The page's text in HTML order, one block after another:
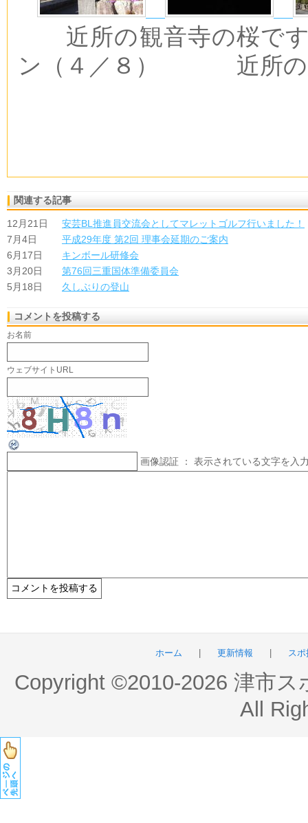
近所の観音寺の桜
ン（４／８） 近所の
関連する記事
12月21日
安芸BL推進員交流会としてマレットゴルフ行いました！
7月4日
平成29年度 第2回 理事会延期のご案内
6月17日
キンボール研修会
3月20日
第76回三重国体準備委員会
5月18日
久しぶりの登山
コメントを投稿する
お名前
ウェブサイトURL
画像認証 ： 表示されている文字を
ホーム 更新情報 ス
Copyright ©2010-2026 津市
All